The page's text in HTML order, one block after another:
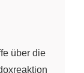
über die